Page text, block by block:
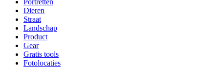
Portretten
Dieren
Straat
Landschap
Product
Gear
Gratis tools
Fotolocaties